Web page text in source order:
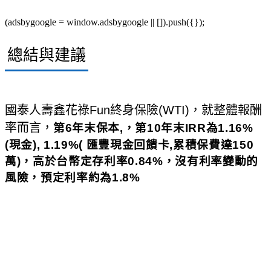
(adsbygoogle = window.adsbygoogle || []).push({});
總結與建議
國泰人壽鑫花祿Fun終身保險(WTI)， 就整體報酬
率而言， 第6年末保本,，第10年末IRR為1.16%
(現金), 1.19%( 匯豐現金回饋卡,累積保費達150
萬)，高於台幣定存利率0.84%，沒有利率變動的
風險， 預定利率約為1.8%